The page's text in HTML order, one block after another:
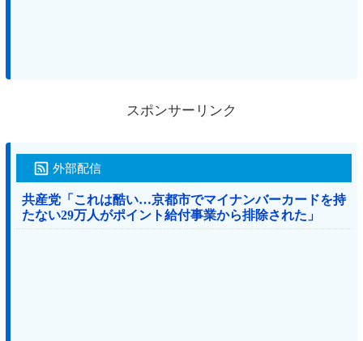
スポンサーリンク
外部配信
共産党「これは酷い…京都市でマイナンバーカードを持
たない29万人がポイント給付事業から排除された」